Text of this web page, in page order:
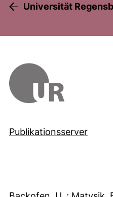
Universität
Publikationsserver